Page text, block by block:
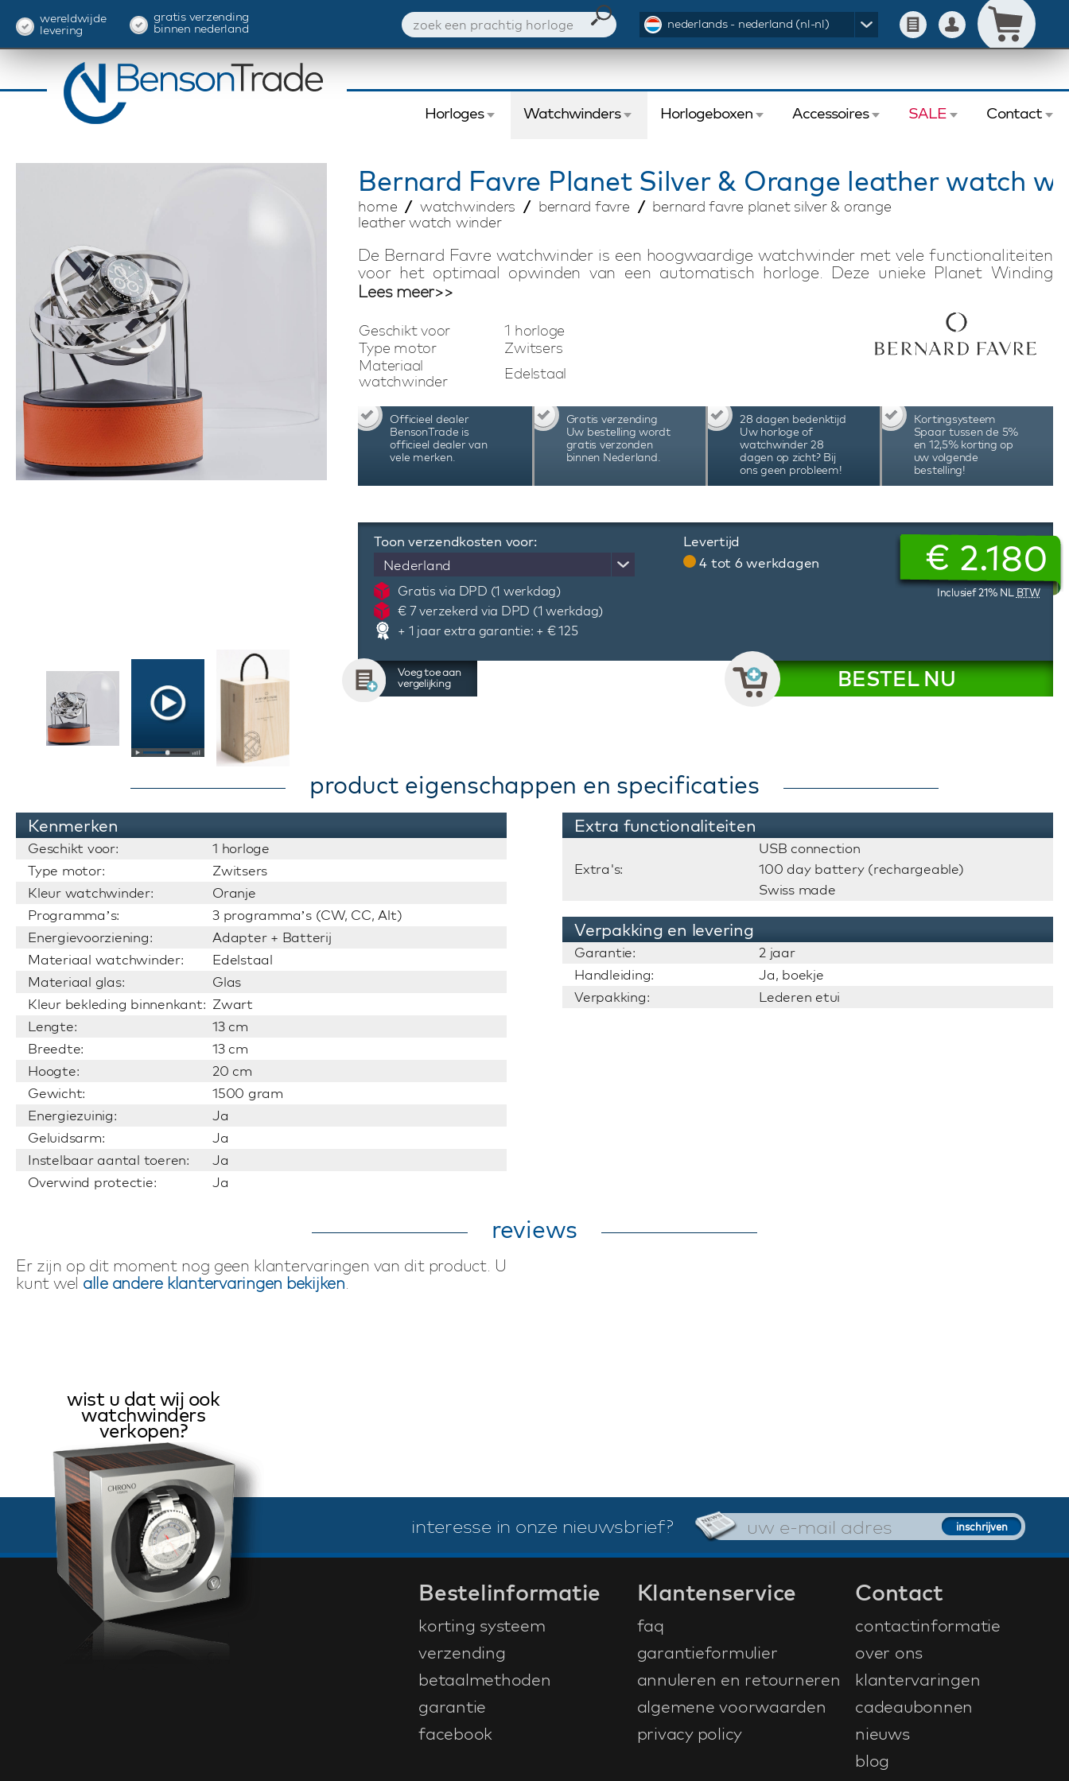
wereldwijde
levering
gratis verzending
binnen nederland nederlands - nederland (nl-nl)
Horloges Watchwinders Horlogeboxen Accessoires SALE Contact
Bernard Favre Planet Silver & Orange leather watch
home watchwinders bernard favre
bernard favre planet silver & orange
leather watch winder
De Bernard Favre watchwinder is een hoogwaardige watchwinder met vele functionaliteiten
voor het optimaal opwinden van een automatisch horloge. Deze unieke Planet Winding
System watchwinder is het resultaat van Zwitserse techniek en precisie. Met 6 programma's
windt u elk automatisch horloge probleemloos op. De LED indicator geeft de status van de
watchwinder aan. De ingebouwde accu (100 dagen) zorgt ervoor dat u de watchwinder ook in
een kluis kunt bewaren of op reis kunt meenemen. U kunt de watchwinder via netstroom, uw
PC of smartphone opladen via de USB aansluiting. Dit is techniek en design van de bovenste
plank. Bekijkt u
een filmpje van de Bernard Favre Planet Winding System watchwinder.
Lees meer>>
Geschikt voor
1 horloge
Type motor
Zwitsers
Materiaal
watchwinder
Edelstaal
Officieel dealer
BensonTrade is
officieel dealer van
vele merken.
Gratis verzending
Uw bestelling wordt
gratis verzonden
binnen Nederland.
28 dagen bedenktijd
Uw horloge of
watchwinder 28
dagen op zicht? Bij
ons geen probleem!
Kortingsysteem
Spaar tussen de 5%
en 12,5% korting op
uw volgende
bestelling!
Toon verzendkosten voor:
Nederland
Gratis via DPD (1 werkdag)
€ 7 verzekerd via DPD (1 werkdag)
+ 1 jaar extra garantie: + € 125
Levertijd
4 tot 6 werkdagen
€ 2.180
Inclusief 21% NL BTW
Voeg toe aan
vergelijking
BESTEL NU
product eigenschappen en specificaties
Kenmerken
Geschikt voor:
1 horloge
Type motor:
Zwitsers
Kleur watchwinder:
Oranje
Programma’s:
3 programma’s (CW, CC, Alt)
Energievoorziening:
Adapter + Batterij
Materiaal watchwinder:
Edelstaal
Materiaal glas:
Glas
Kleur bekleding binnenkant: Zwart
Lengte:
13 cm
Breedte:
13 cm
Hoogte:
20 cm
Gewicht:
1500 gram
Energiezuinig:
Ja
Geluidsarm:
Ja
Instelbaar aantal toeren:
Ja
Overwind protectie:
Ja
Extra functionaliteiten
Extra's:
USB connection
100 day battery (rechargeable)
Swiss made
Verpakking en levering
Garantie:
2 jaar
Handleiding:
Ja, boekje
Verpakking:
Lederen etui
reviews
Er zijn op dit moment nog geen klantervaringen van dit product. U
kunt wel alle andere klantervaringen bekijken.
interesse in onze nieuwsbrief?
wist u dat wij ook
watchwinders
verkopen?
Bestelinformatie
korting systeem
verzending
betaalmethoden
garantie
facebook
Klantenservice
faq
garantieformulier
annuleren en retourneren
algemene voorwaarden
privacy policy
Contact
contactinformatie
over ons
klantervaringen
cadeaubonnen
nieuws
blog